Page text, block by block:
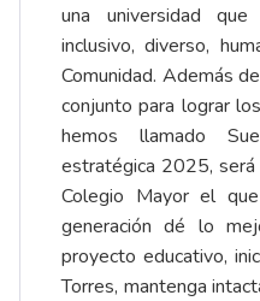
una universidad
inclusivo, diverso,
Comunidad. Además
conjunto para lograr
hemos llamado
estratégica 2025,
Colegio Mayor el
generación dé lo
proyecto educativo,
Torres, mantenga